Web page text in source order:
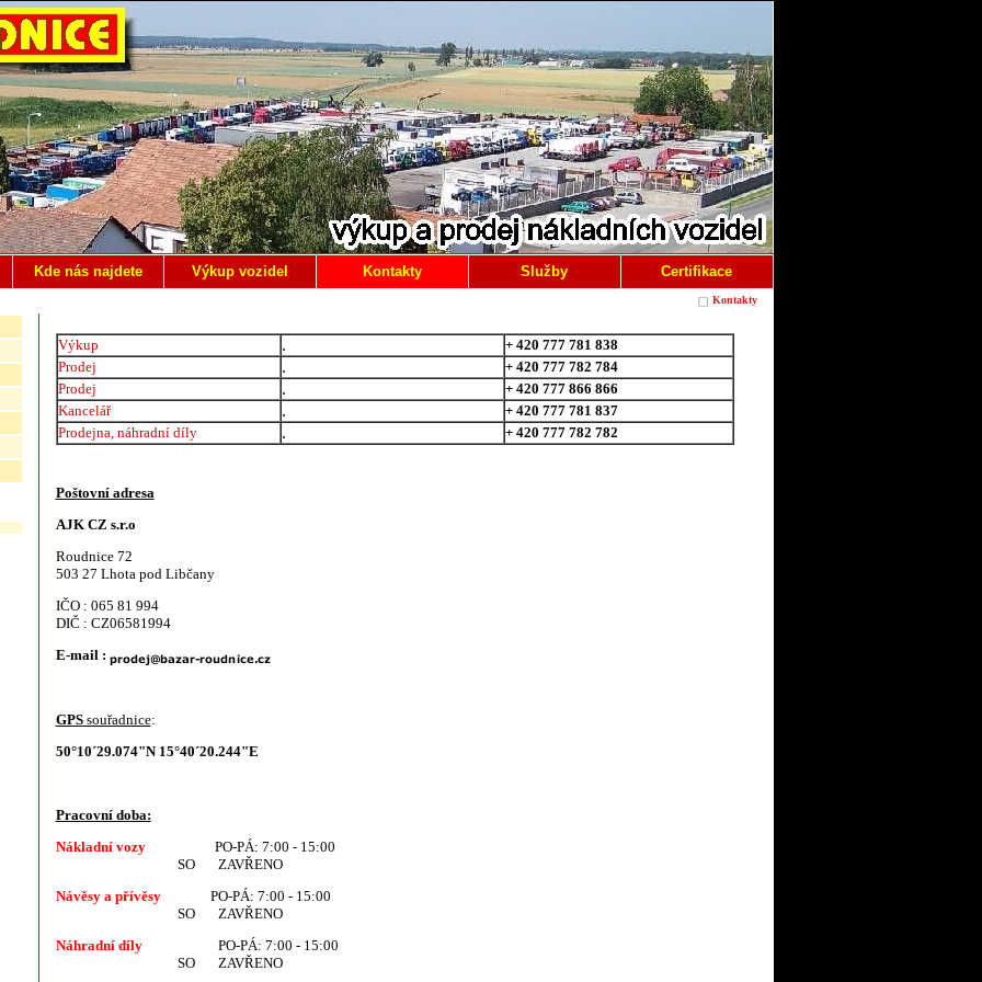
Kde nás najdete Výkup vozidel Kontakty Služby Certifikace
Kontakty
Výkup .
+ 420 777 781 838
Prodej
.
+ 420 777 782 784
Prodej
.
+ 420 777 866 866
Kancelář
.
+ 420 777 781 837
Prodejna, náhradní díly
. + 420 777 782 782
Poštovní adresa
AJK CZ s.r.o
Roudnice 72
503 27 Lhota pod Libčany
IČO : 065 81 994
DIČ : CZ06581994
E-mail :
GPSsouřadnice:
50°10´29.074"N 15°40´20.244"E
Pracovní doba:
Nákladní vozy
PO-PÁ: 7:00 - 15:00
SO ZAVŘENO
Návěsy a přívěsy
PO-PÁ: 7:00 - 15:00
SO ZAVŘENO
Náhradní díly
PO-PÁ: 7:00 - 15:00
SO ZAVŘENO